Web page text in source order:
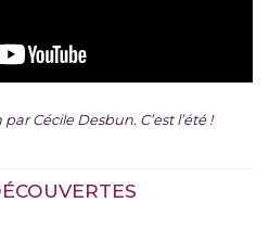
par Cécile Desbun. C’est l’été !